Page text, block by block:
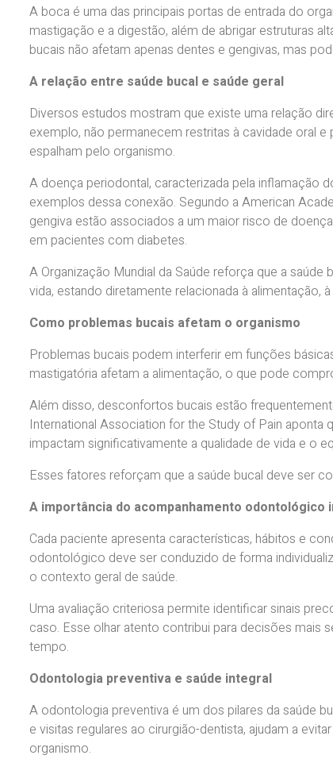
A boca é uma das principais portas de entrada do
mastigação e a digestão, além de abrigar estruturas
bucais não afetam apenas dentes e gengivas, mas
A relação entre saúde bucal e saúde geral
Diversos estudos mostram que existe uma relação
exemplo, não permanecem restritas à cavidade oral
espalham pelo organismo.
A doença periodontal, caracterizada pela inflamação
exemplos dessa conexão. Segundo a American
gengiva estão associados a um maior risco de
em pacientes com diabetes.
A Organização Mundial da Saúde reforça que a
vida, estando diretamente relacionada à alimentação,
Como problemas bucais afetam o organismo
Problemas bucais podem interferir em funções
mastigatória afetam a alimentação, o que pode
Além disso, desconfortos bucais estão
International Association for the Study of Pain
impactam significativamente a qualidade de vida e o
Esses fatores reforçam que a saúde bucal deve ser
A importância do acompanhamento odontológico
Cada paciente apresenta características, hábitos e
odontológico deve ser conduzido de forma
o contexto geral de saúde.
Uma avaliação criteriosa permite identificar sinais
caso. Esse olhar atento contribui para decisões mais
tempo.
Odontologia preventiva e saúde integral
A odontologia preventiva é um dos pilares da saúde
e visitas regulares ao cirurgião-dentista, ajudam a
organismo.